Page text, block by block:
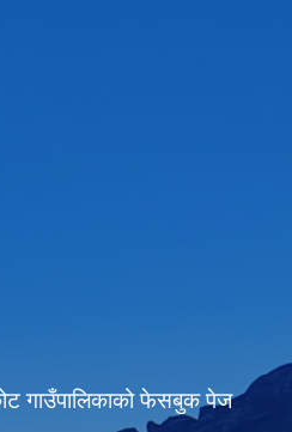
गाउँपालिकाको फेसबुक पेज